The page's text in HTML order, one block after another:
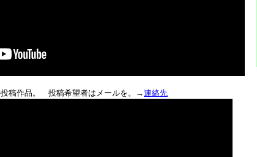
稿作品。 投稿希望者はメールを。→連絡先